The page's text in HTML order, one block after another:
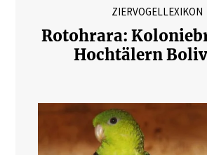
ZIERVOGELLEXIKON
Rotohrara:
Hochtälern